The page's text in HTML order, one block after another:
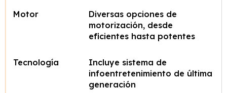
Motor
Diversas opciones de
motorización, desde
eficientes hasta potentes
Tecnología
Incluye sistema de
infoentretenimiento de última
generación